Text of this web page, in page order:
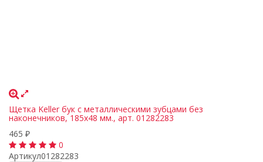
Щетка Keller бук с металлическими зубцами без
наконечников, 185х48 мм., арт. 01282283
465 ₽
0
Артикул01282283